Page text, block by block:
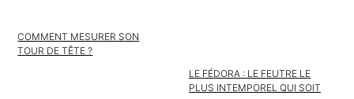
COMMENT MESURER SON
TOUR DE TÊTE ?
LE FÉDORA : LE FEUTRE LE
PLUS INTEMPOREL QUI SOIT